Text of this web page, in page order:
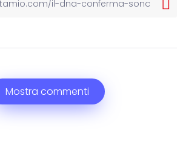
Mostra commenti